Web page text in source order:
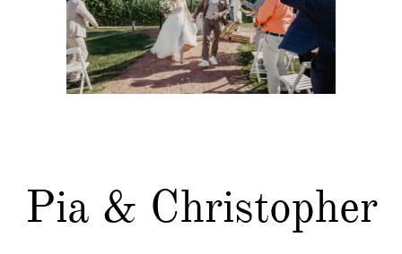
Pia & Christopher